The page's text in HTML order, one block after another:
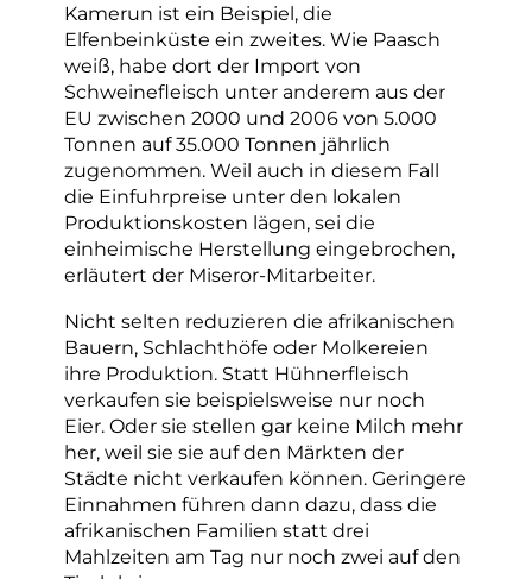
Kamerun ist ein Beispiel, die
Elfenbeinküste ein zweites. Wie Paasch
weiß, habe dort der Import von
Schweinefleisch unter anderem aus der
EU zwischen 2000 und 2006 von 5.000
Tonnen auf 35.000 Tonnen jährlich
zugenommen. Weil auch in diesem Fall
die Einfuhrpreise unter den lokalen
Produktionskosten lägen, sei die
einheimische Herstellung eingebrochen,
erläutert der Miseror-Mitarbeiter.
Nicht selten reduzieren die afrikanischen
Bauern, Schlachthöfe oder Molkereien
ihre Produktion. Statt Hühnerfleisch
verkaufen sie beispielsweise nur noch
Eier. Oder sie stellen gar keine Milch mehr
her, weil sie sie auf den Märkten der
Städte nicht verkaufen können. Geringere
Einnahmen führen dann dazu, dass die
afrikanischen Familien statt drei
Mahlzeiten am Tag nur noch zwei auf den